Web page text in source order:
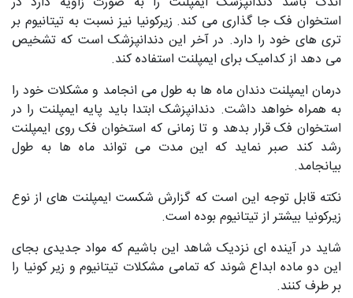
استخوان فک جا گذاری می کند. زیرکونیا نیز نسبت به تیتانیوم بر
تری های خود را دارد. در آخر این دندانپزشک است که تشخیص
می دهد از کدامیک برای ایمپلنت استفاده کند.
درمان ایمپلنت دندان ماه ها به طول می انجامد و مشکلات خود را
به همراه خواهد داشت. دندانپزشک ابتدا باید پایه ایمپلنت را در
استخوان فک قرار بدهد و تا زمانی که استخوان فک روی ایمپلنت
رشد کند صبر نماید که این مدت می تواند ماه ها به طول
بیانجامد.
نکته قابل توجه این است که گزارش شکست ایمپلنت های از نوع
زیرکونیا بیشتر از تیتانیوم بوده است.
شاید در آینده ای نزدیک شاهد این باشیم که مواد جدیدی بجای
این دو ماده ابداع شوند که تمامی مشکلات تیتانیوم و زیر کونیا را
بر طرف کنند.